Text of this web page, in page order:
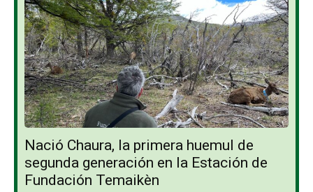
Nació Chaura, la primera huemul de
segunda generación en la Estación de
Fundación Temaikèn